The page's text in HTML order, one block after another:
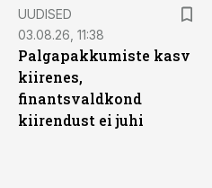
UUDISED
03.08.26, 11:38
Palgapakkumiste kasv
kiirenes,
finantsvaldkond
kiirendust ei juhi